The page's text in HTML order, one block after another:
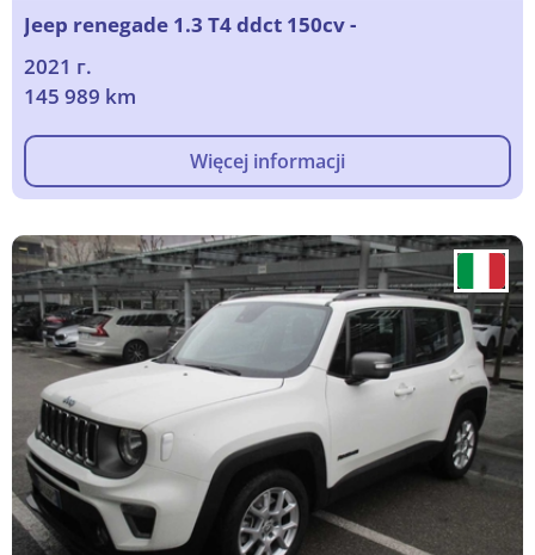
Jeep renegade 1.3 T4 ddct 150cv -
2021 г.
145 989 km
Więcej informacji